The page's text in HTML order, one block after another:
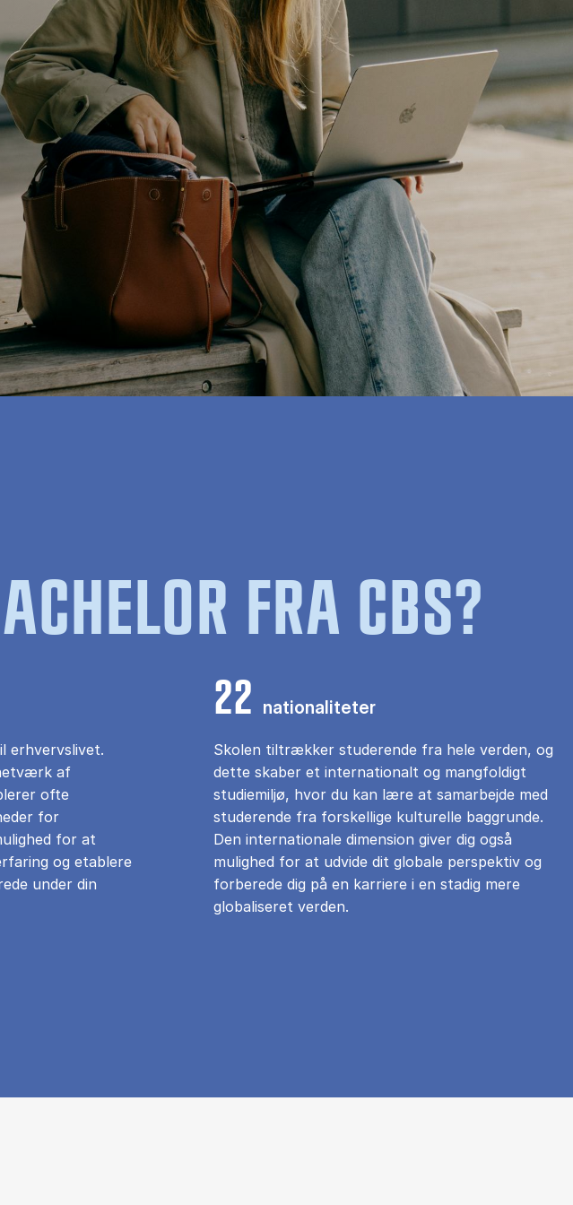
FRA CBS?
erhvervslivet.
af
ofte
for
for at
og etablere
under din
22 nationaliteter
Skolen tiltrækker studerende fra hele verden, og
dette skaber et internationalt og mangfoldigt
studiemiljø, hvor du kan lære at samarbejde med
studerende fra forskellige kulturelle baggrunde.
Den internationale dimension giver dig også
mulighed for at udvide dit globale perspektiv og
forberede dig på en karriere i en stadig mere
globaliseret verden.